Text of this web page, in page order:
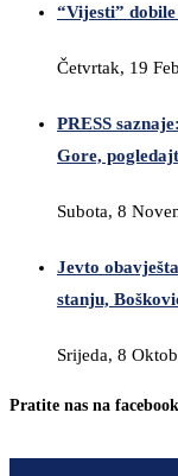
“Vijesti”
Četvrtak, 19
PRESS
Gore,
Subota, 8
Jevto
stanju,
Srijeda, 8
Pratite nas na